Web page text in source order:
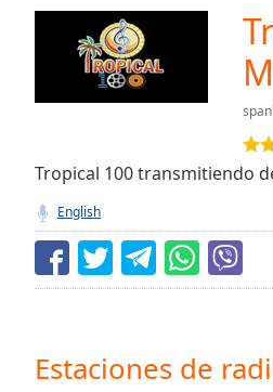
Duration-:-
Stream
live,
behind
LIVE
Remaining
Time-
Playback
Rate
Tropical 100 transmitiendo
English
Estaciones de